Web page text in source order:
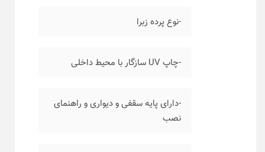
-نوع پرده زبرا
-چاپ UV سازگار با محیط داخلی
-دارای پایه سقفی و دیواری و راهنمای
نصب